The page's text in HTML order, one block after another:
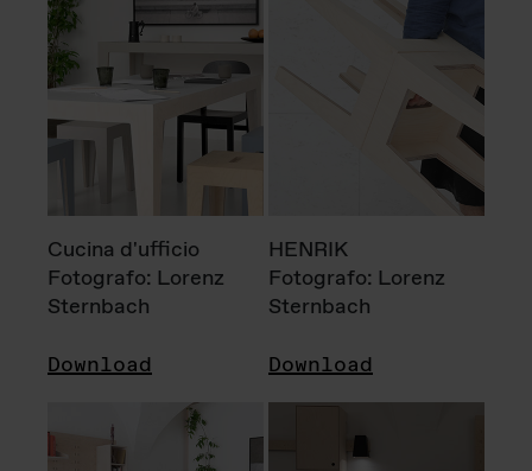
Cucina d'ufficio
Fotografo: Lorenz
Sternbach
Download
HENRIK
Fotografo: Lorenz
Sternbach
Download